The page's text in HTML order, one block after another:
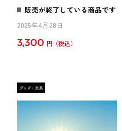
販売が終了している商品です
2025年4月28日
3,300 円